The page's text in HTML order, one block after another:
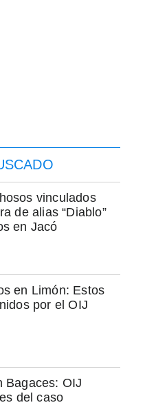
vinculados
de alias “Diablo”
en Jacó
en Limón: Estos
por el OIJ
Bagaces: OIJ
del caso